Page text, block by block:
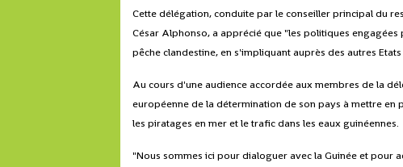
Cette délégation, conduite par le conseiller principal du
César Alphonso, a apprécié que "les politiques
pêche clandestine, en s'impliquant auprès des autres
Au cours d'une audience accordée aux membres de la
européenne de la détermination de son pays à mettre en
les piratages en mer et le trafic dans les eaux guinéennes.
"Nous sommes ici pour dialoguer avec la Guinée et pour